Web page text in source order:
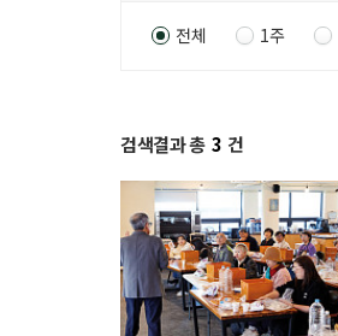
전체 1주
검색결과 총 3 건